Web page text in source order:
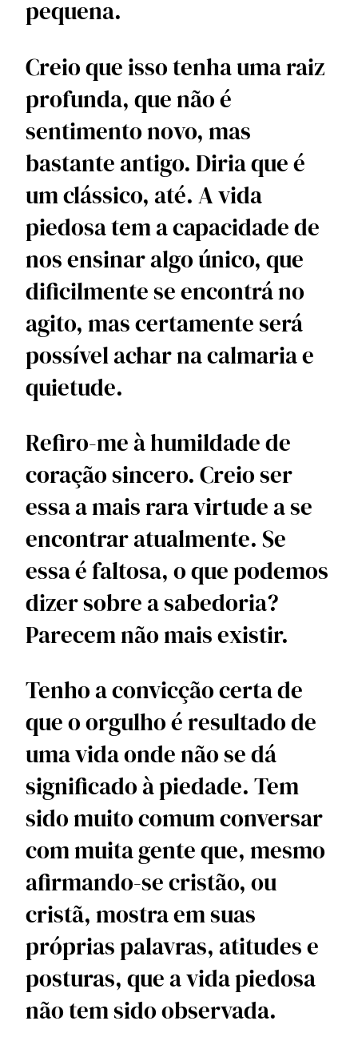
pequena.
Creio que isso tenha uma raiz
profunda, que não é
sentimento novo, mas
bastante antigo. Diria que é
um clássico, até. A vida
piedosa tem a capacidade de
nos ensinar algo único, que
dificilmente se encontrá no
agito, mas certamente será
possível achar na calmaria e
quietude.
Refiro-me à humildade de
coração sincero. Creio ser
essa a mais rara virtude a se
encontrar atualmente. Se
essa é faltosa, o que podemos
dizer sobre a sabedoria?
Parecem não mais existir.
Tenho a convicção certa de
que o orgulho é resultado de
uma vida onde não se dá
significado à piedade. Tem
sido muito comum conversar
com muita gente que, mesmo
afirmando-se cristão, ou
cristã, mostra em suas
próprias palavras, atitudes e
posturas, que a vida piedosa
não tem sido observada.